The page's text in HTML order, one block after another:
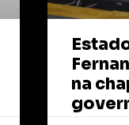
na